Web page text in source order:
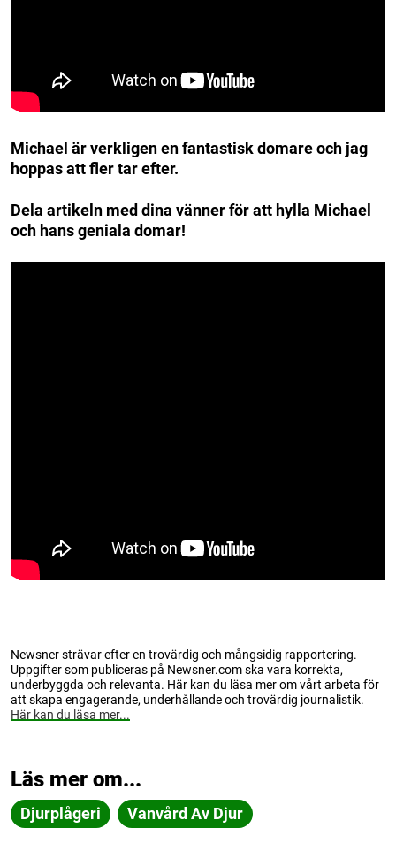
Michael är verkligen en fantastisk domare och jag
hoppas att fler tar efter.
Dela artikeln med dina vänner för att hylla Michael
och hans geniala domar!
Newsner strävar efter en trovärdig och mångsidig rapportering.
Uppgifter som publiceras på Newsner.com ska vara korrekta,
underbyggda och relevanta. Här kan du läsa mer om vårt arbeta för
att skapa engagerande, underhållande och trovärdig journalistik.
Här kan du läsa mer...
Läs mer om...
Djurplågeri Vanvård Av Djur